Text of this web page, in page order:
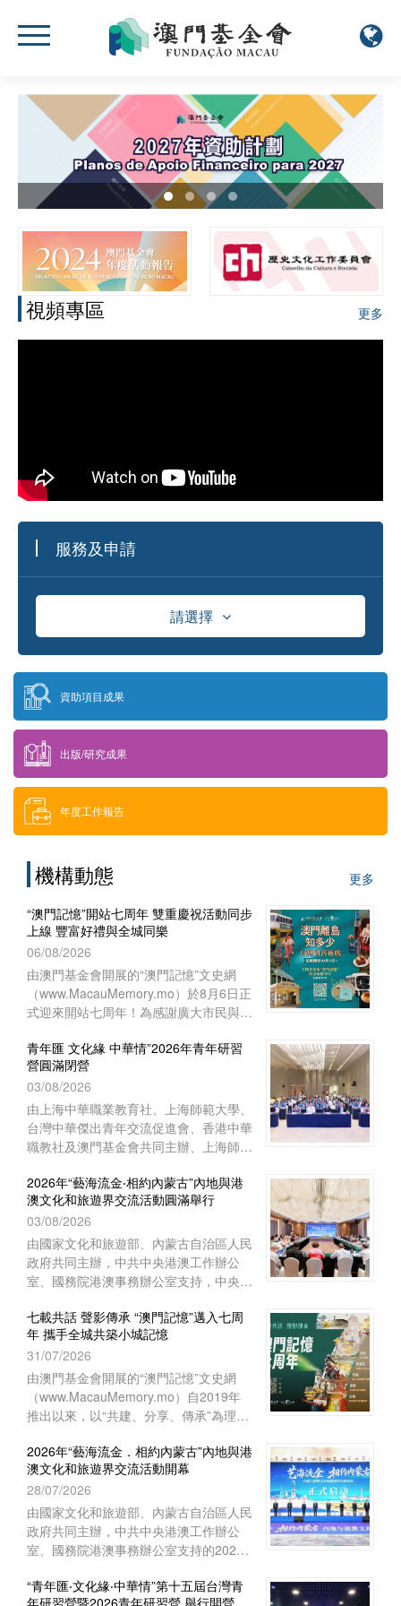
視頻專區 更多
服務及申請
請選擇
資助
獎學金
供應商資料庫及採購資訊發佈平台
借用場地
下載區
索取門票
招聘消息
資助項目成果
出版/研究成果
年度工作報告
機構動態
更多
“澳門記憶”開站七周年 雙重慶祝活動同步
上線 豐富好禮與全城同樂
06/08/2026
由澳門基金會開展的“澳門記憶”文史網
（www.MacauMemory.mo）於8月6日正
式迎來開站七周年！為感謝廣大市民與讀
日這天起，隆重推出兩項互動慶祝活動
──Facebook 官方專頁“七周年
Giveaway”互動遊戲以及“澳門離島知多
少”線上問答遊戲，以豐富好禮與全城同
樂！
青年匯 文化緣 中華情”2026年青年研習
營圓滿閉營
03/08/2026
由上海中華職業教育社、上海師範大學、
台灣中華傑出青年交流促進會、香港中華
職教社及澳門基金會共同主辦、上海師範
教師教育中心協辦的“青年匯 文化緣 中華
情”2026年青年研習營已於8月1日下午在
上海崇明如山酒店舉行閉營儀式。上海中
華職業教育社常務副主任、市政府參事胡
衛出席儀式並致辭。上海市崇明區海外聯
誼會副會長林豔華、台灣中華傑出青年交
業教育社主任施志琴、上海中華職業技術
學院執行理事蔡奚芳等近100人出席活
動。
2026年“藝海流金‧相約內蒙古”內地與港
澳文化和旅遊界交流活動圓滿舉行
03/08/2026
由國家文化和旅遊部、內蒙古自治區人民
政府共同主辦，中共中央港澳工作辦公
室、國務院港澳事務辦公室支持，中央人
文體部、經濟部和澳門基金會等單位協辦
的2026年“藝海流金‧相約內蒙古”內地與
港澳文化和旅遊界交流活動，已於7月27
日至8月1日圓滿舉行。澳門組織了45位
文旅界代表赴內蒙古自治區參與活動，與
來自內地及香港的文旅界代表、專家學者
新篇。
七載共話 聲影傳承 “澳門記憶”邁入七周
年 攜手全城共築小城記憶
31/07/2026
由澳門基金會開展的“澳門記憶”文史網
（www.MacauMemory.mo）自2019年
推出以來，以“共建、分享、傳承”為理
梳理並活化澳門珍貴的歷史文化資源，建
構起承載小城歷史的大型文化資料庫。
“澳門記憶”即將踏入開站七周年，特以
“七載共話 聲影傳承”為主題，陸續推出一
系列涵蓋線上和線下的多元活動，誠邀市
民大眾共同參與，用不同視角與媒介，共
2026年“藝海流金．相約內蒙古”內地與港
澳文化和旅遊界交流活動開幕
28/07/2026
由國家文化和旅遊部、內蒙古自治區人民
政府共同主辦，中共中央港澳工作辦公
室、國務院港澳事務辦公室支持的2026
化和旅遊界交流活動於7月28日在內蒙古
“青年匯‧文化緣‧中華情”第十五屆台灣青
年研習營暨2026青年研習營 舉行開營儀